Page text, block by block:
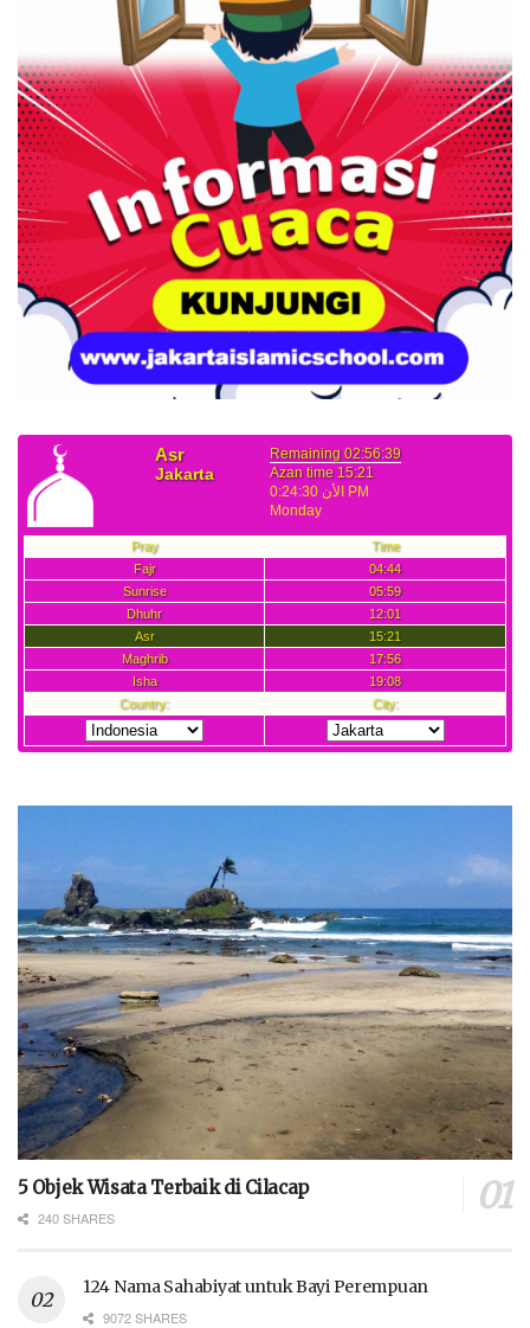
5 Objek Wisata Terbaik di Cilacap
240 SHARES
124 Nama Sahabiyat untuk Bayi Perempuan
9072 SHARES